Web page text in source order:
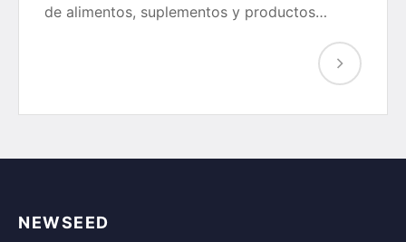
de alimentos, suplementos y productos…
NEWSEED